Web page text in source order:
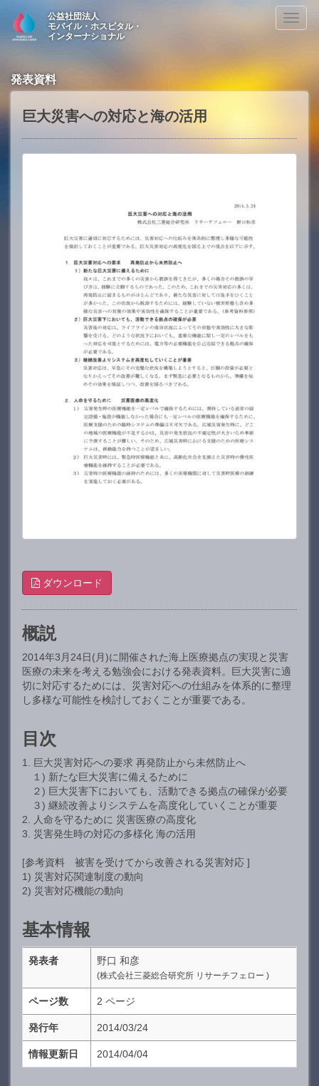
公益社団法人
モバイル・ホスピタル・
インターナショナル
発表資料
巨大災害への対応と海の活用
ダウンロード
概説
2014年3月24日(月)に開催された海上医療拠点の実現と災害
医療の未来を考える勉強会における発表資料。巨大災害に適
切に対応するためには、災害対応への仕組みを体系的に整理
し多様な可能性を検討しておくことが重要である。
目次
1. 巨大災害対応への要求 再発防止から未然防止へ
１) 新たな巨大災害に備えるために
２) 巨大災害下においても、活動できる拠点の確保が必要
３) 継続改善よりシステムを高度化していくことが重要
2. 人命を守るために 災害医療の高度化
3. 災害発生時の対応の多様化 海の活用
[参考資料 被害を受けてから改善される災害対応 ]
1) 災害対応関連制度の動向
2) 災害対応機能の動向
基本情報
発表者 野口 和彦
(株式会社三菱総合研究所 リサーチフェロー )
ページ数 2 ページ
発行年 2014/03/24
情報更新日 2014/04/04